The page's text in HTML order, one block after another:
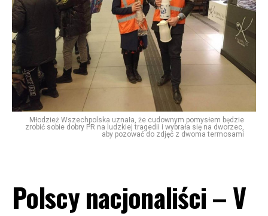
Młodzież Wszechpolska uznała, że cudownym pomysłem będzie
zrobić sobie dobry PR na ludzkiej tragedii i wybrała się na dworzec,
aby pozować do zdjęć z dwoma termosami
Polscy nacjonaliści – V